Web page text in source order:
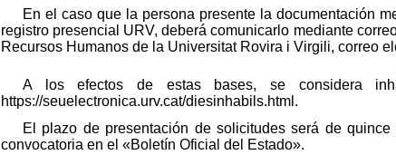
En el caso que la persona presente la documentación
registro presencial URV, deberá comunicarlo mediante
Recursos Humanos de la Universitat Rovira i Virgili, correo
A los efectos de estas bases, se considera
https://seuelectronica.urv.cat/diesinhabils.html.
El plazo de presentación de solicitudes será de
convocatoria en el «Boletín Oficial del Estado».